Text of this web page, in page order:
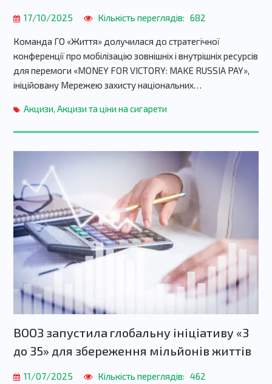
17/10/2025 Кількість переглядів: 682
Команда ГО «Життя» долучилася до стратегічної
конференції про мобілізацію зовнішніх і внутрішніх ресурсів
для перемоги «MONEY FOR VICTORY: MAKE RUSSIA PAY»,
ініційовану Мережею захисту національних…
Акцизи Акцизи та ціни на сигарети
ВООЗ запустила глобальну ініціативу «3
до 35» для збереження мільйонів життів
11/07/2025 Кількість переглядів: 462